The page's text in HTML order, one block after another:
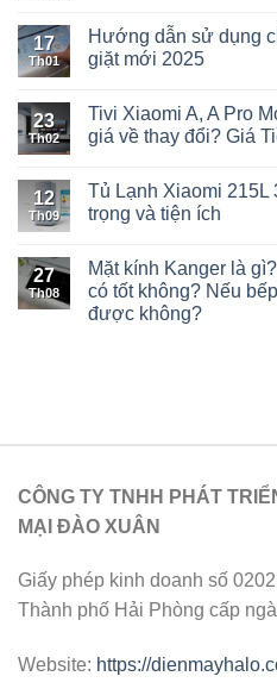
17
Th01
Hướng dẫn sử dụng
giặt mới 2025
23
Th02
Tivi Xiaomi A, A Pro
giá về thay đổi? Giá
12
Th09
Tủ Lạnh Xiaomi 215L
trọng và tiện ích
27
Th08
Mặt kính Kanger là
có tốt không? Nếu
được không?
CÔNG TY TNHH PHÁT
MẠI ĐÀO XUÂN
Giấy phép kinh doanh số
Thành phố Hải Phòng cấp
Website: https://